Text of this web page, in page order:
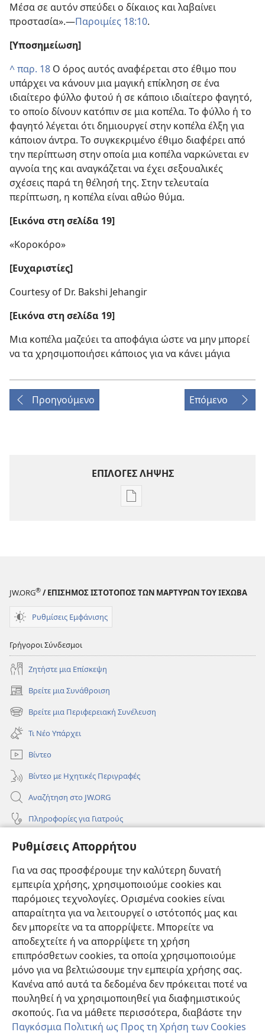
Ρυθμίσεις Απορρήτου
Για να σας προσφέρουμε την καλύτερη δυνατή
εμπειρία χρήσης, χρησιμοποιούμε cookies και
παρόμοιες τεχνολογίες. Ορισμένα cookies είναι
απαραίτητα για να λειτουργεί ο ιστότοπός μας και
δεν μπορείτε να τα απορρίψετε. Μπορείτε να
αποδεχτείτε ή να απορρίψετε τη χρήση
επιπρόσθετων cookies, τα οποία χρησιμοποιούμε
μόνο για να βελτιώσουμε την εμπειρία χρήσης σας.
Κανένα από αυτά τα δεδομένα δεν πρόκειται ποτέ να
πουληθεί ή να χρησιμοποιηθεί για διαφημιστικούς
σκοπούς. Για να μάθετε περισσότερα, διαβάστε την
Παγκόσμια Πολιτική ως Προς τη Χρήση των Cookies
Μέσα σε αυτόν σπεύδει ο δίκαιος και λαβαίνει
προστασία».​—Παροιμίες 18:10.
[Υποσημείωση]
^παρ. 18 Ο όρος αυτός αναφέρεται στο έθιμο που
υπάρχει να κάνουν μια μαγική επίκληση σε ένα
ιδιαίτερο φύλλο φυτού ή σε κάποιο ιδιαίτερο φαγητό,
το οποίο δίνουν κατόπιν σε μια κοπέλα. Το φύλλο ή το
φαγητό λέγεται ότι δημιουργεί στην κοπέλα έλξη για
κάποιον άντρα. Το συγκεκριμένο έθιμο διαφέρει από
την περίπτωση στην οποία μια κοπέλα ναρκώνεται εν
αγνοία της και αναγκάζεται να έχει σεξουαλικές
σχέσεις παρά τη θέλησή της. Στην τελευταία
περίπτωση, η κοπέλα είναι αθώο θύμα.
[Εικόνα στη σελίδα 19]
«Κοροκόρο»
[Ευχαριστίες]
Courtesy of Dr. Bakshi Jehangir
[Εικόνα στη σελίδα 19]
Μια κοπέλα μαζεύει τα αποφάγια ώστε να μην μπορεί
να τα χρησιμοποιήσει κάποιος για να κάνει μάγια
Προηγούμενο Επόμενο
ΕΠΙΛΟΓΕΣ ΛΗΨΗΣ
Επιλογές
JW.ORG® / ΕΠΙΣΗΜΟΣ ΙΣΤΟΤΟΠΟΣ ΤΩΝ ΜΑΡΤΥΡΩΝ ΤΟΥ ΙΕΧΩΒΑ
Ρυθμίσεις Εμφάνισης
Γρήγοροι Σύνδεσμοι
Ζητήστε μια Επίσκεψη
Βρείτε μια Συνάθροιση
(ανοίγει
νέο
παράθυρο)
Βρείτε μια Περιφερειακή Συνέλευση
(ανοίγει
νέο
παράθυρο)
Τι Νέο Υπάρχει
Βίντεο
Βίντεο με Ηχητικές Περιγραφές
Αναζήτηση στο JW.ORG
Πληροφορίες για Γιατρούς
Πληροφορίες για Επίσημους Φορείς και ΜΜΕ
Συνεισφορές
(ανοίγει
παράθυρο)ΔΙΑΔΙΚΤΥΑΚΗ ΒΙΒΛΙΟΘΗΚΗ της Σκοπιάς™
(ανοίγει
νέο
παράθυρο)
JW Hub ®
(ανοίγει
νέο
παράθυρο)JW Library®
Βιβλιοθήκη της Σκοπιάς